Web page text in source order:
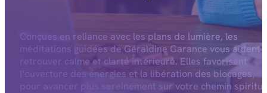
Conçues en reliance avec les plans de lumière, les
méditations guidées de Géraldine Garance vous aident
retrouver calme et clarté intérieure. Elles favorisent
l’ouverture des énergies et la libération des blocages,
pour avancer plus sereinement sur votre chemin